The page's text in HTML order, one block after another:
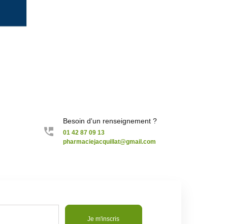
Besoin d'un renseignement ?
01 42 87 09 13
pharmaciejacquillat@gmail.com
Je m'inscris